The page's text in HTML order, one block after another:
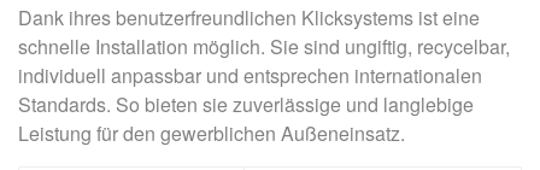
Dank ihres benutzerfreundlichen Klicksystems ist eine
schnelle Installation möglich. Sie sind ungiftig, recycelbar,
individuell anpassbar und entsprechen internationalen
Standards. So bieten sie zuverlässige und langlebige
Leistung für den gewerblichen Außeneinsatz.